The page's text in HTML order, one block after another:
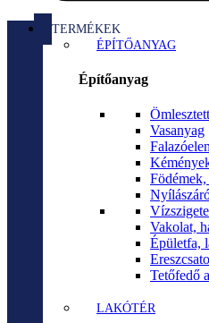
TERMÉKEK
ÉPÍTŐANYAG
Építőanyag
Vasanyag
Vakolat,
Épületfa,
Tetőfedő
LAKÓTÉR